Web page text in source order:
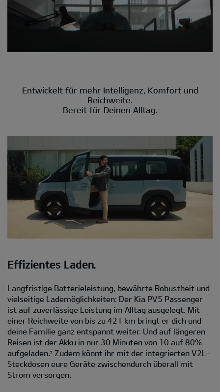
Entwickelt für mehr Intelligenz, Komfort und
Reichweite.
Bereit für Deinen Alltag.
Effizientes Laden.
Langfristige Batterieleistung, bewährte Robustheit und
vielseitige Lademöglichkeiten: Der Kia PV5 Passenger
ist auf zuverlässige Leistung im Alltag ausgelegt. Mit
einer Reichweite von bis zu 421 km bringt er dich und
deine Familie ganz entspannt weiter. Und auf längeren
Reisen ist der Akku in nur 30 Minuten von 10 auf 80%
aufgeladen. 2 Zudem könnt ihr mit der integrierten V2L-
Steckdosen eure Geräte zwischendurch überall mit
Strom versorgen.